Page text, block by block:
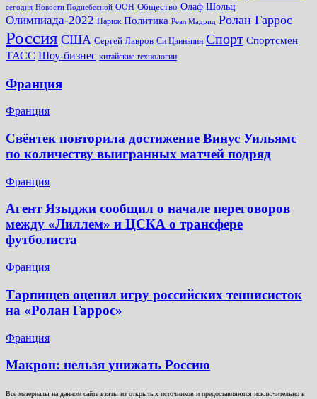
сегодня Новости Поднебесной ООН Общество Олаф Шольц
Олимпиада-2022 Париж Политика Реал Мадрид Ролан Гаррос
Россия США Сергей Лавров Си Цзиньпин Спорт Спортсмен
ТАСС Шоу-бизнес китайские технологии
Франция
Франция
Свёнтек повторила достижение Винус Уильямс
по количеству выигранных матчей подряд
Франция
Агент Языджи сообщил о начале переговоров
между «Лиллем» и ЦСКА о трансфере
футболиста
Франция
Тарпищев оценил игру российских теннисисток
на «Ролан Гаррос»
Франция
Макрон: нельзя унижать Россию
Все материалы на данном сайте взяты из открытых источников и предоставляются исключительно в